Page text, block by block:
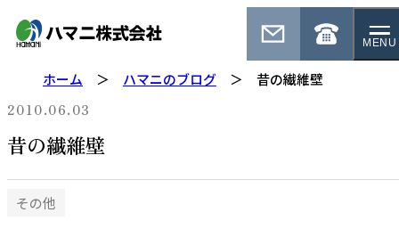
MENU
ホーム ハマニのブログ 昔の繊維壁
昔の繊維壁
2010.06.03
その他